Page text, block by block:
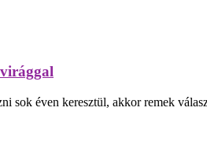
sok éven keresztül, akkor remek